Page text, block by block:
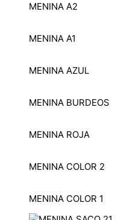
MENINA A2
MENINA A1
MENINA AZUL
MENINA BURDEOS
MENINA ROJA
MENINA COLOR 2
MENINA COLOR 1